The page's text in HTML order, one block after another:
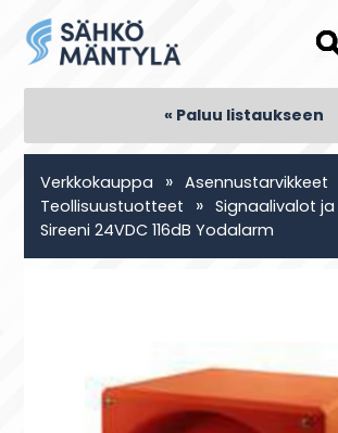
« Paluu listaukseen
Verkkokauppa » Asennustarvikkeet
Teollisuustuotteet » Signaalivalot
Sireeni 24VDC 116dB Yodalarm